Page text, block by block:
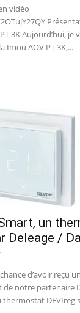
vidéo
3K Aujourd’hui, je
Imou AOV PT 3K,...
un
Deleage /
chance d’avoir reçu
de notre partenaire
thermostat DEVIreg